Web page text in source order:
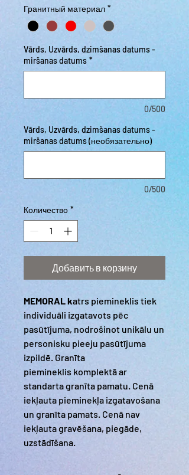
Гранитный материал *
Vārds, Uzvārds, dzimšanas datums -
miršanas datums *
0/500
Vārds, Uzvārds, dzimšanas datums -
miršanas datums (необязательно)
0/500
Количество *
Добавить в корзину
MEMORAL katrs piemineklis tiek
individuāli izgatavots pēc
pasūtījuma, nodrošinot unikālu un
personisku pieeju pasūtījuma
izpildē. Granīta
piemineklis komplektā ar
standarta granīta pamatu. Cenā
iekļauta pieminekļa izgatavošana
un granīta pamats. Cenā nav
iekļauta gravēšana, piegāde,
uzstādīšana.